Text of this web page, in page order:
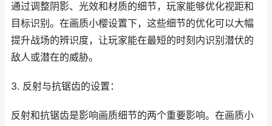
通过调整阴影、光效和材质的细节，玩家能够优化视距和
目标识别。在画质小樱设置下，这些细节的优化可以大幅
提升战场的辨识度，让玩家能在最短的时刻内识别潜伏的
敌人或潜在的威胁。
3. 反射与抗锯齿的设置：
反射和抗锯齿是影响画质细节的两个重要影响。在画质小